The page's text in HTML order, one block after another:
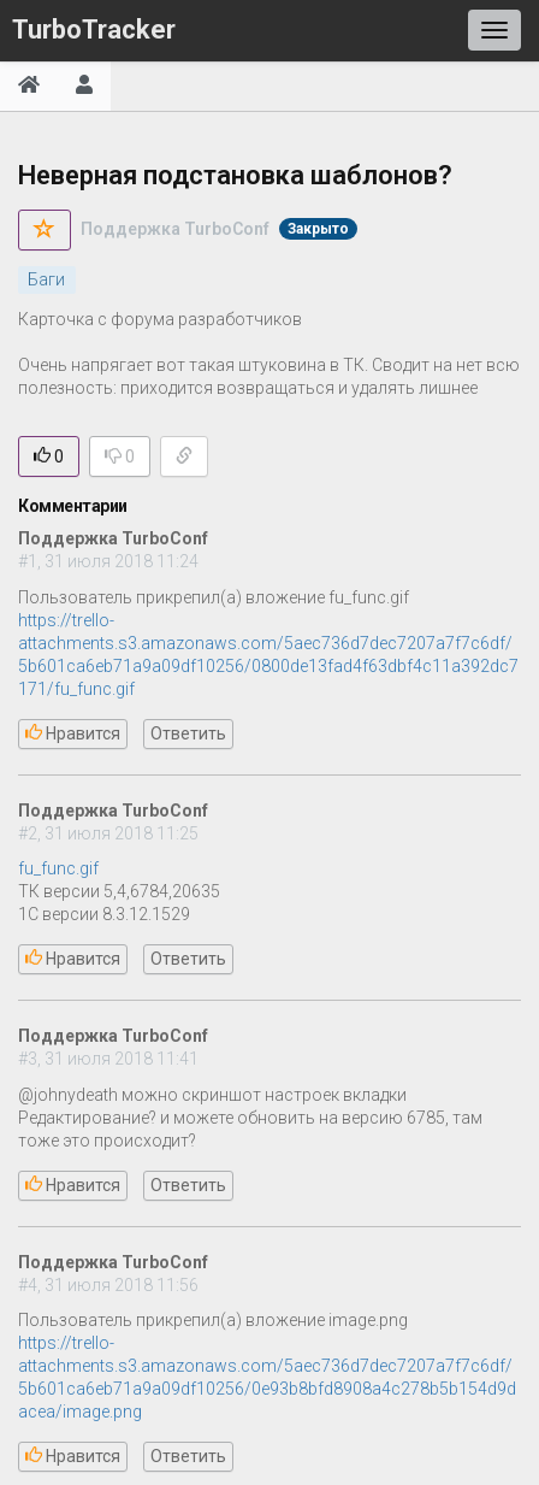
TurboTracker
Неверная подстановка шаблонов?
Поддержка TurboConf Закрыто
Баги
Карточка с форума разработчиков
Очень напрягает вот такая штуковина в ТК. Сводит на нет всю
полезность: приходится возвращаться и удалять лишнее
0 0
Комментарии
Поддержка TurboConf
#1, 31 июля 2018 11:24
Пользователь прикрепил(а) вложение fu_func.gif
https://trello-
attachments.s3.amazonaws.com/5aec736d7dec7207a7f7c6df/
5b601ca6eb71a9a09df10256/0800de13fad4f63dbf4c11a392dc7
171/fu_func.gif
Нравится Ответить
Поддержка TurboConf
#2, 31 июля 2018 11:25
fu_func.gif
ТК версии 5,4,6784,20635
1С версии 8.3.12.1529
Нравится Ответить
Поддержка TurboConf
#3, 31 июля 2018 11:41
@johnydeath можно скриншот настроек вкладки
Редактирование? и можете обновить на версию 6785, там
тоже это происходит?
Нравится Ответить
Поддержка TurboConf
#4, 31 июля 2018 11:56
Пользователь прикрепил(а) вложение image.png
https://trello-
attachments.s3.amazonaws.com/5aec736d7dec7207a7f7c6df/
5b601ca6eb71a9a09df10256/0e93b8bfd8908a4c278b5b154d9d
acea/image.png
Нравится Ответить